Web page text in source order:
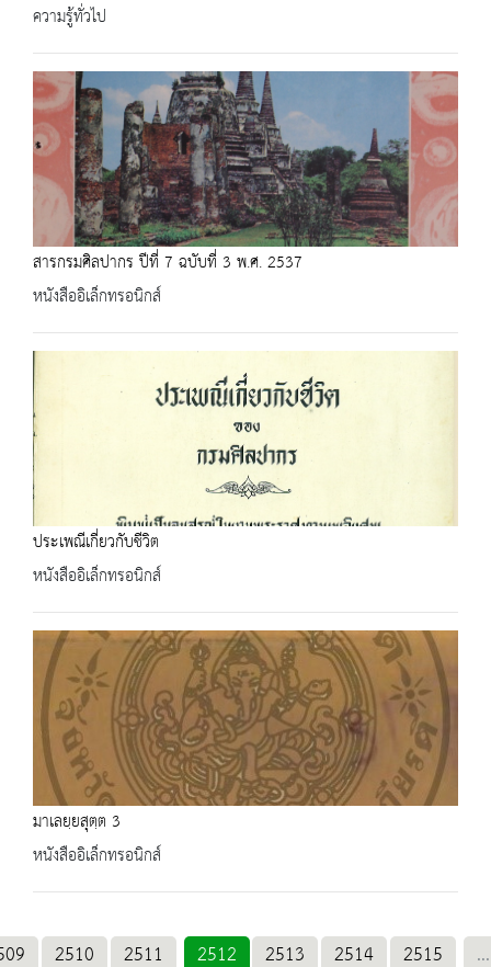
ความรู้ทั่วไป
สารกรมศิลปากร ปีที่ 7 ฉบับที่ 3 พ.ศ. 2537
หนังสืออิเล็กทรอนิกส์
ประเพณีเกี่ยวกับชีวิต
หนังสืออิเล็กทรอนิกส์
มาเลยฺยสุตฺต 3
หนังสืออิเล็กทรอนิกส์
2510 2511 2512 2513 2514 2515 ...